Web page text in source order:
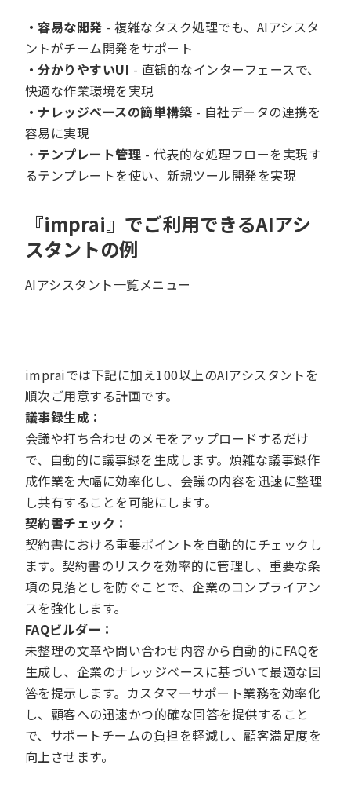
・容易な開発 - 複雑なタスク処理でも、AIアシスタ
ントがチーム開発をサポート
・分かりやすいUI - 直観的なインターフェースで、
快適な作業環境を実現
・ナレッジベースの簡単構築 - 自社データの連携を
容易に実現
・ テンプレート管理 - 代表的な処理フローを実現す
るテンプレートを使い、新規ツール開発を実現
『imprai』でご利用できるAIアシ
スタントの例
AIアシスタント一覧メニュー
impraiでは下記に加え100以上のAIアシスタントを
順次ご用意する計画です。
議事録生成：
会議や打ち合わせのメモをアップロードするだけ
で、自動的に議事録を生成します。煩雑な議事録作
成作業を大幅に効率化し、会議の内容を迅速に整理
し共有することを可能にします。
契約書チェック：
契約書における重要ポイントを自動的にチェックし
ます。契約書のリスクを効率的に管理し、重要な条
項の見落としを防ぐことで、企業のコンプライアン
スを強化します。
FAQビルダー：
未整理の文章や問い合わせ内容から自動的にFAQを
生成し、企業のナレッジベースに基づいて最適な回
答を提示します。カスタマーサポート業務を効率化
し、顧客への迅速かつ的確な回答を提供すること
で、サポートチームの負担を軽減し、顧客満足度を
向上させます。